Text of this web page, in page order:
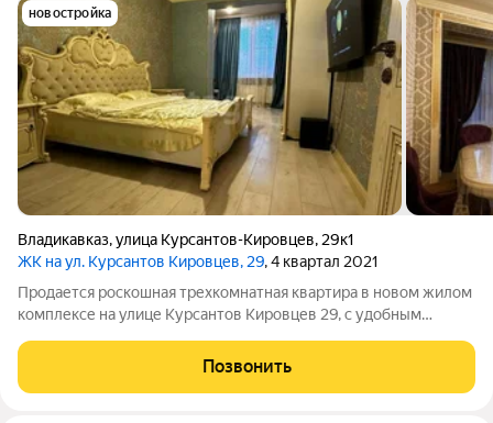
новостройка
Владикавказ,улица Курсантов-Кировцев, 29к1
ЖК на ул. Курсантов Кировцев, 29, 4 квартал 2021
Продается роскошная трехкомнатная квартира в новом жилом
комплексе на улице Курсантов Кировцев 29, с удобным
САХАР. Всего в двух минутах ходьбы находятся школа и
детский сад ДИАЛОГ, что делает
Позвонить